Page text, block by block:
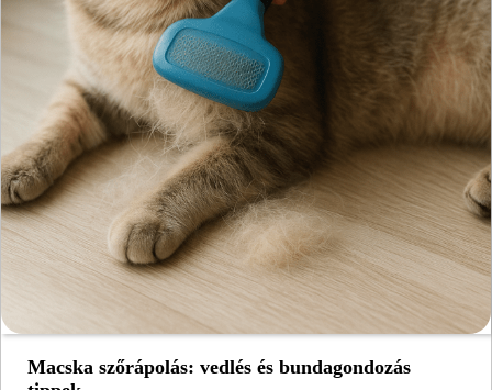
Macska szőrápolás: vedlés és bundagondozás